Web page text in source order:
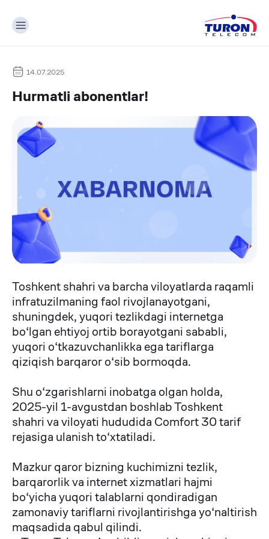
14.07.2025
Hurmatli abonentlar!
Toshkent shahri va barcha viloyatlarda raqamli
infratuzilmaning faol rivojlanayotgani,
shuningdek, yuqori tezlikdagi internetga
bo‘lgan ehtiyoj ortib borayotgani sababli,
yuqori o‘tkazuvchanlikka ega tariflarga
qiziqish barqaror o‘sib bormoqda.
Shu o‘zgarishlarni inobatga olgan holda,
2025-yil 1-avgustdan boshlab Toshkent
shahri va viloyati hududida Comfort 30 tarif
rejasiga ulanish to‘xtatiladi.
Mazkur qaror bizning kuchimizni tezlik,
barqarorlik va internet xizmatlari hajmi
bo‘yicha yuqori talablarni qondiradigan
zamonaviy tariflarni rivojlantirishga yo‘naltirish
maqsadida qabul qilindi.